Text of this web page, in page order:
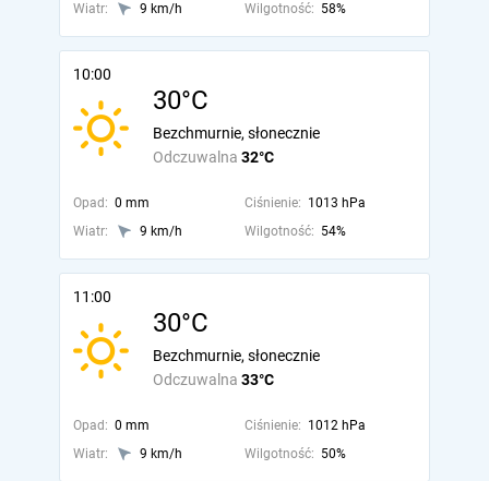
Wiatr:
9 km/h Wilgotność: 58%
10:00
30°C
Odczuwalna 32°C
Bezchmurnie, słonecznie
Opad: 0 mm Ciśnienie: 1013 hPa
Wiatr:
9 km/h Wilgotność: 54%
11:00
30°C
Odczuwalna 33°C
Bezchmurnie, słonecznie
Opad: 0 mm Ciśnienie: 1012 hPa
Wiatr:
9 km/h Wilgotność: 50%